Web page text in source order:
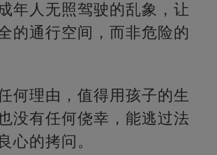
年人无照驾驶的乱象，让
的通行空间，而非危险的
何理由，值得用孩子的生
没有任何侥幸，能逃过法
心的拷问。